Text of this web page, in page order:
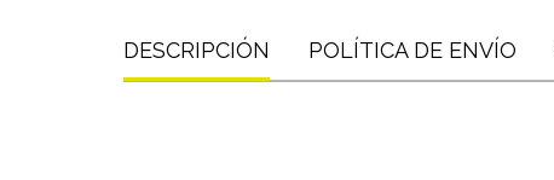
DESCRIPCIÓN POLÍTICA DE ENVÍO